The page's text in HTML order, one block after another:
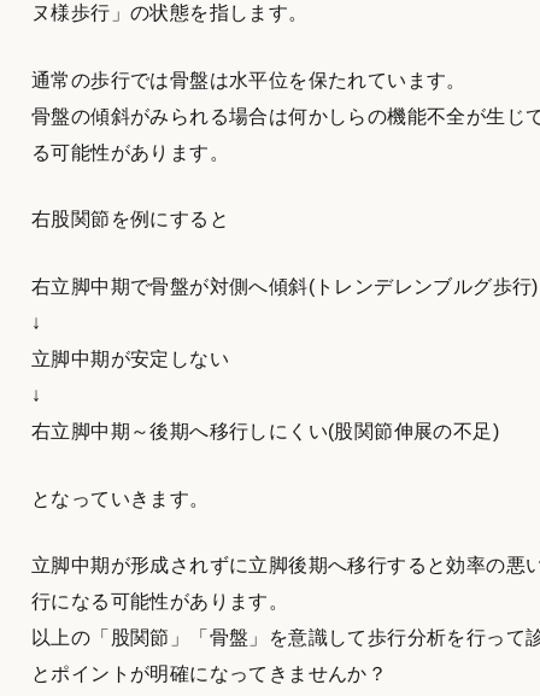
ヌ様歩行」の状態を指します。
通常の歩行では骨盤は水平位を保たれています。
骨盤の傾斜がみられる場合は何かしらの機能不全が生じ
る可能性があります。
右股関節を例にすると
右立脚中期で骨盤が対側へ傾斜(トレンデレンブルグ歩行)
↓
立脚中期が安定しない
↓
右立脚中期～後期へ移行しにくい(股関節伸展の不足)
となっていきます。
立脚中期が形成されずに立脚後期へ移行すると効率の悪
行になる可能性があります。
以上の「股関節」「骨盤」を意識して歩行分析を行って
とポイントが明確になってきませんか？